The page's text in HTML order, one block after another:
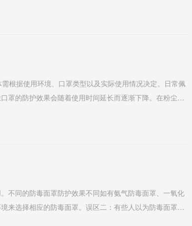
根据使用环境、口罩类型以及实际使用情况决定。日常佩
罩的防护效果会随着使用时间延长而逐渐下降。在粉尘浓
不同的防毒面罩防护效果不同如有氨气防毒面罩、一氧化
来选择相应的防毒面罩。误区二：有些人以为防毒面罩在